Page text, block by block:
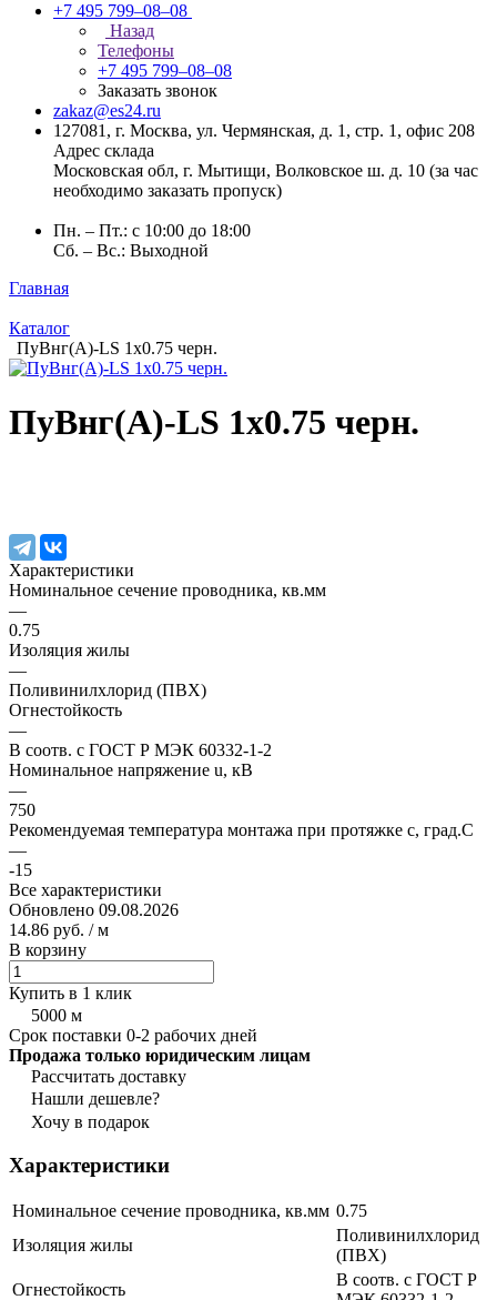
+7 495 799–08–08
Назад
Телефоны
+7 495 799–08–08
Заказать звонок
zakaz@es24.ru
127081, г. Москва, ул. Чермянская, д. 1, стр. 1, офис 208
Адрес склада
Московская обл, г. Мытищи, Волковское ш. д. 10 (за час
необходимо заказать пропуск)
Пн. – Пт.: с 10:00 до 18:00
Сб. – Вс.: Выходной
Главная
Каталог
ПуВнг(А)-LS 1х0.75 черн.
ПуВнг(А)-LS 1х0.75 черн.
Характеристики
Номинальное сечение проводника, кв.мм
—
0.75
Изоляция жилы
—
Поливинилхлорид (ПВХ)
Огнестойкость
—
В соотв. с ГОСТ Р МЭК 60332-1-2
Номинальное напряжение u, кВ
—
750
Рекомендуемая температура монтажа при протяжке с, град.C
—
-15
Все характеристики
Обновлено 09.08.2026
14.86 руб. / м
В корзину
Купить в 1 клик
5000 м
Срок поставки 0-2 рабочих дней
Продажа только юридическим лицам
Рассчитать доставку
Нашли дешевле?
Хочу в подарок
Характеристики
Номинальное сечение проводника, кв.мм 0.75
Изоляция жилы
Поливинилхлорид
(ПВХ)
Огнестойкость
В соотв. с ГОСТ Р